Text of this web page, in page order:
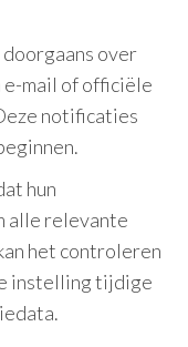
over
mail of officiële
notificaties
hun
alle relevante
het controleren
instelling tijdige